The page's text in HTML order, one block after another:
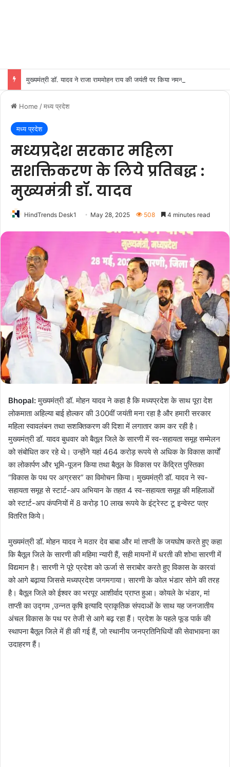
मुख्यमंत्री डॉ. यादव ने राजा राममोहन राय की जयंती पर किया नमन
Home /मध्य प्रदेश
मध्य प्रदेश
मध्यप्रदेश सरकार महिला
सशक्तिकरण के लिये प्रतिबद्ध :
मुख्यमंत्री डॉ. यादव
HindTrends Desk1 May 28, 2025 508 4 minutes read
Bhopal:मुख्यमंत्री डॉ. मोहन यादव ने कहा है कि मध्यप्रदेश के साथ पूरा देश
लोकमाता अहिल्या बाई होल्कर की 300वीं जयंती मना रहा है और हमारी सरकार
महिला स्वावलंबन तथा सशक्तिकरण की दिशा में लगातार काम कर रही है।
मुख्यमंत्री डॉ. यादव बुधवार को बैतूल जिले के सारणी में स्व-सहायता समूह सम्मेलन
को संबोधित कर रहे थे। उन्होंने यहां 464 करोड़ रूपये से अधिक के विकास कार्यों
का लोकार्पण और भूमि-पूजन किया तथा बैतूल के विकास पर केंद्रित पुस्तिका
“विकास के पथ पर अग्रसर” का विमोचन किया। मुख्यमंत्री डॉ. यादव ने स्व-
सहायता समूह से स्टार्ट-अप अभियान के तहत 4 स्व-सहायता समूह की महिलाओं
को स्टार्ट-अप कंपनियों में 8 करोड़ 10 लाख रूपये के इंट्रेस्ट टू इन्वेस्ट पत्र
वितरित किये।
मुख्यमंत्री डॉ. मोहन यादव ने मठार देव बाबा और मां ताप्ती के जयघोष करते हुए कहा
कि बैतूल जिले के सारणी की महिमा न्यारी हैं, सही मायनों में धरती की शोभा सारणी में
विद्यमान है। सारणी ने पूरे प्रदेश को ऊर्जा से सराबोर करते हुए विकास के कारवां
को आगे बढ़ाया जिससे मध्यप्रदेश जगमगाया। सारणी के कोल भंडार सोने की तरह
है। बैतूल जिले को ईश्वर का भरपूर आशीर्वाद प्राप्त हुआ। कोयले के भंडार, मां
ताप्ती का उद्गम ,उन्नत कृषि इत्यादि प्राकृतिक संपदाओं के साथ यह जनजातीय
अंचल विकास के पथ पर तेजी से आगे बढ़ रहा हैं। प्रदेश के पहले फूड पार्क की
स्थापना बैतूल जिले में ही की गई हैं, जो स्थानीय जनप्रतिनिधियों की सेवाभावना का
उदाहरण हैं।